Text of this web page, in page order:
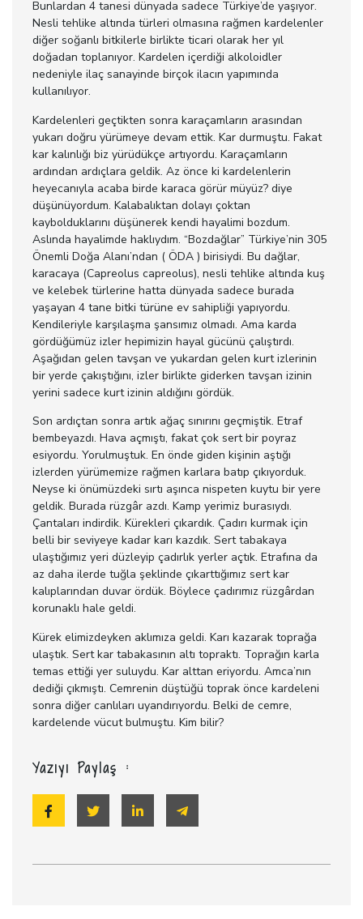
Bunlardan 4 tanesi dünyada sadece Türkiye’de yaşıyor.
Nesli tehlike altında türleri olmasına rağmen kardelenler
diğer soğanlı bitkilerle birlikte ticari olarak her yıl
doğadan toplanıyor. Kardelen içerdiği alkoloidler
nedeniyle ilaç sanayinde birçok ilacın yapımında
kullanılıyor.
Kardelenleri geçtikten sonra karaçamların arasından
yukarı doğru yürümeye devam ettik. Kar durmuştu. Fakat
kar kalınlığı biz yürüdükçe artıyordu. Karaçamların
ardından ardıçlara geldik. Az önce ki kardelenlerin
heyecanıyla acaba birde karaca görür müyüz? diye
düşünüyordum. Kalabalıktan dolayı çoktan
kaybolduklarını düşünerek kendi hayalimi bozdum.
Aslında hayalimde haklıydım. “Bozdağlar” Türkiye’nin 305
Önemli Doğa Alanı’ndan ( ÖDA ) birisiydi. Bu dağlar,
karacaya (Capreolus capreolus), nesli tehlike altında kuş
ve kelebek türlerine hatta dünyada sadece burada
yaşayan 4 tane bitki türüne ev sahipliği yapıyordu.
Kendileriyle karşılaşma şansımız olmadı. Ama karda
gördüğümüz izler hepimizin hayal gücünü çalıştırdı.
Aşağıdan gelen tavşan ve yukardan gelen kurt izlerinin
bir yerde çakıştığını, izler birlikte giderken tavşan izinin
yerini sadece kurt izinin aldığını gördük.
Son ardıçtan sonra artık ağaç sınırını geçmiştik. Etraf
bembeyazdı. Hava açmıştı, fakat çok sert bir poyraz
esiyordu. Yorulmuştuk. En önde giden kişinin aştığı
izlerden yürümemize rağmen karlara batıp çıkıyorduk.
Neyse ki önümüzdeki sırtı aşınca nispeten kuytu bir yere
geldik. Burada rüzgâr azdı. Kamp yerimiz burasıydı.
Çantaları indirdik. Kürekleri çıkardık. Çadırı kurmak için
belli bir seviyeye kadar karı kazdık. Sert tabakaya
ulaştığımız yeri düzleyip çadırlık yerler açtık. Etrafına da
az daha ilerde tuğla şeklinde çıkarttığımız sert kar
kalıplarından duvar ördük. Böylece çadırımız rüzgârdan
korunaklı hale geldi.
Kürek elimizdeyken aklımıza geldi. Karı kazarak toprağa
ulaştık. Sert kar tabakasının altı topraktı. Toprağın karla
temas ettiği yer suluydu. Kar alttan eriyordu. Amca’nın
dediği çıkmıştı. Cemrenin düştüğü toprak önce kardeleni
sonra diğer canlıları uyandırıyordu. Belki de cemre,
kardelende vücut bulmuştu. Kim bilir?
Yazıyı Paylaş :